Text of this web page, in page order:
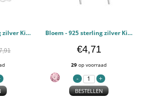
Bloem - 925 sterling zilver Kinderoorbellen PCJW28649 Bloem - 925 sterling zilver Kinderoorbellen PCJW24471
€4,71
29 op voorraad
BESTELLEN